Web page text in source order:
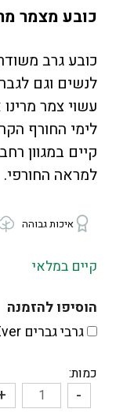
כובע מצמר
לנשים וגם
עשוי צמר
לימי החורף
קיים במגוון
למראה החורפי.
איכות גבוהה
קיים במלאי
הוסיפו להזמנה
גרבי גברים Worst Gift Ever (+
כמות:
כמות
-